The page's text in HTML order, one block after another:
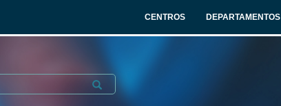
CENTROS DEPARTAMENTOS
Submit